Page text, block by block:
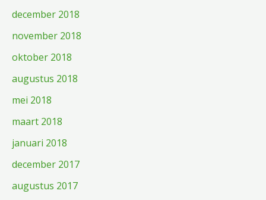
december 2018
november 2018
oktober 2018
augustus 2018
mei 2018
maart 2018
januari 2018
december 2017
augustus 2017